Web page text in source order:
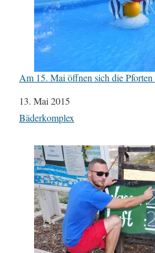
Am 15. Mai öffnen sich die Pforten
Datum
13. Mai 2015
In Bezug auf
Bäderkomplex